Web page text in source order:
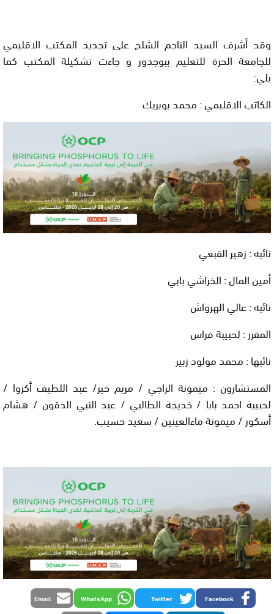
وقد أشرف السيد الناجم الشلح على تجديد المكتب الاقليمي
للجامعة الحرة للتعليم ببوجدور و جاءت تشكيلة المكتب كما
يلي:
الكاتب الاقليمي : محمد بوبريك
نائبه : زهير القبعي
أمين المال : الخراشي بابي
نائبه : عالي الهرواش
المقرر : لحبيبة فراس
نائبها : محمد مولود زبير
المستشارون : ميمونة الراجي / مريم خير/ عبد اللطيف أكزوا /
لحبيبة احمد بابا / خديجة الطالبي / عبد النبي الدقون / هشام
أسكور / ميمونة ماءالعينين / سعيد حسيب.
Facebook
Twitter
WhatsApp
Email